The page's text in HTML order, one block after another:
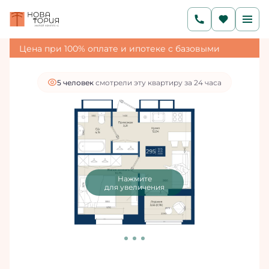
1-комнатная 6 280 631 руб.
5 966 599 руб.
Ипотекаот 20 100 руб./мес.
Цена при 100% оплате и ипотеке с базовыми
условиями
5 человексмотрели эту квартиру за 24 часа
Нажмите
для увеличения